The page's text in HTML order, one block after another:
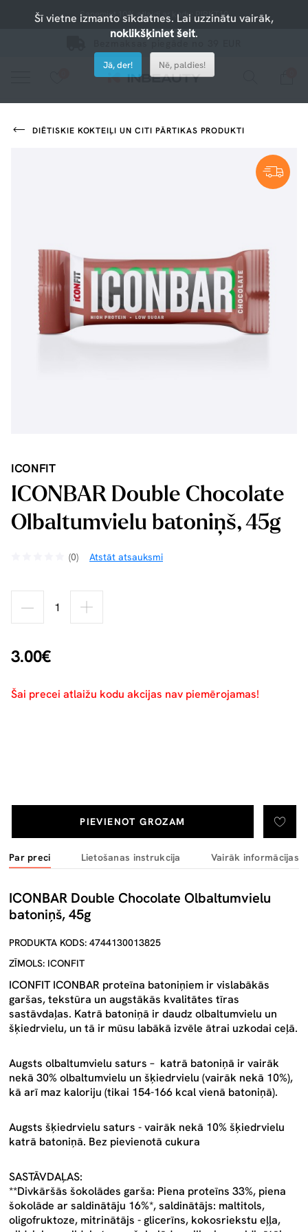
Saņemiet 10% atlaidi ar kodu: PIRKT10
Bezmaksas piegāde no 39 EUR
DIĒTISKIE KOKTEIĻI UN CITI PĀRTIKAS PRODUKTI
ICONFIT
ICONBAR Double Chocolate
Olbaltumvielu batoniņš, 45g
(0) Atstāt atsauksmi
3.00€
PIEVIENOT GROZAM
Šai precei atlaižu kodu akcijas nav piemērojamas!
Par preci Lietošanas instrukcija Vairāk informācijas
ICONBAR Double Chocolate Olbaltumvielu
batoniņš, 45g
PRODUKTA KODS: 4744130013825
ZĪMOLS: ICONFIT
ICONFIT ICONBAR proteīna batoniņiem ir vislabākās
garšas, tekstūra un augstākās kvalitātes tīras
sastāvdaļas. Katrā batoniņā ir daudz olbaltumvielu un
šķiedrvielu, un tā ir mūsu labākā izvēle ātrai uzkodai ceļā.
Augsts olbaltumvielu saturs – katrā batoniņā ir vairāk
nekā 30% olbaltumvielu un šķiedrvielu (vairāk nekā 10%),
kā arī maz kaloriju (tikai 154-166 kcal vienā batoniņā).
Augsts šķiedrvielu saturs - vairāk nekā 10% šķiedrvielu
katrā batoniņā. Bez pievienotā cukura
SASTĀVDAĻAS:
**Divkāršās šokolādes garša: Piena proteīns 33%, piena
šokolāde ar saldinātāju 16%*, saldinātājs: maltitols,
oligofruktoze, mitrinātājs - glicerīns, kokosriekstu eļļa,
Šī vietne izmanto sīkdatnes. Lai uzzinātu vairāk,
noklikšķiniet šeit.
Jā, der! Nē, paldies!